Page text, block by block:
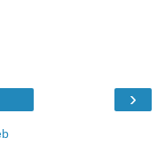
›